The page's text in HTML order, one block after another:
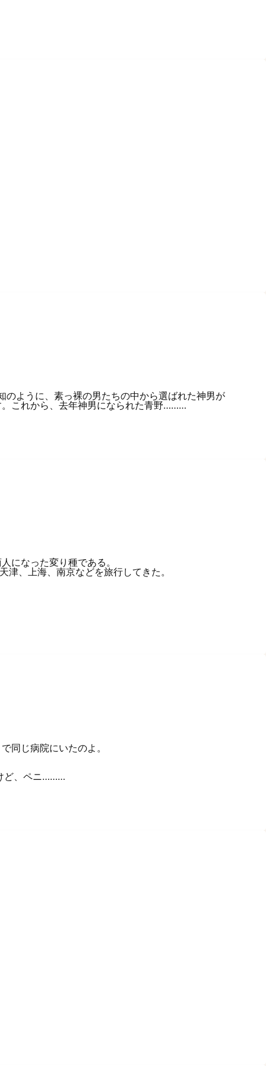
のように、素っ裸の男たちの中から選ばれた神男が
。これから、去年神男になられた青野………
になった変り種である。
、上海、南京などを旅行してきた。
同じ病院にいたのよ。
ど、ペニ………